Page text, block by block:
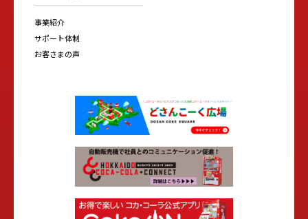
事業紹介
サポート体制
お客さまの声